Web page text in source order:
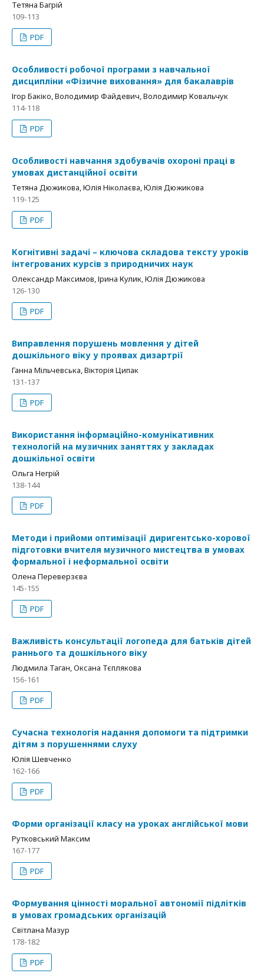
Тетяна Багрій
109-113
PDF
Особливості робочої програми з навчальної
дисципліни «Фізичне виховання» для бакалаврів
Ігор Бакіко, Володимир Файдевич, Володимир Ковальчук
114-118
PDF
Особливості навчання здобувачів охороні праці в
умовах дистанційної освіти
Тетяна Дюжикова, Юлія Ніколаєва, Юлія Дюжикова
119-125
PDF
Когнітивні задачі – ключова складова тексту уроків
інтегрованих курсів з природничих наук
Олександр Максимов, Ірина Кулик, Юлія Дюжикова
126-130
PDF
Виправлення порушень мовлення у дітей
дошкільного віку у проявах дизартрії
Ганна Мільчевська, Вікторія Ципак
131-137
PDF
Використання інформаційно-комунікативних
технологій на музичних заняттях у закладах
дошкільної освіти
Ольга Негрій
138-144
PDF
Методи і прийоми оптимізації диригентсько-хорової
підготовки вчителя музичного мистецтва в умовах
формальної і неформальної освіти
Олена Переверзєва
145-155
PDF
Важливість консультації логопеда для батьків дітей
раннього та дошкільного віку
Людмила Таган, Оксана Тєплякова
156-161
PDF
Сучасна технологія надання допомоги та підтримки
дітям з порушеннями слуху
Юлія Шевченко
162-166
PDF
Форми організації класу на уроках англійської мови
Рутковський Максим
167-177
PDF
Формування цінності моральної автономії підлітків
в умовах громадських організацій
Світлана Мазур
178-182
PDF